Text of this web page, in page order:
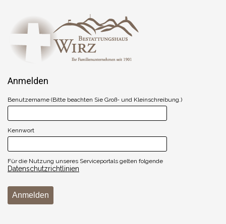
Anmelden
Benutzername (Bitte beachten Sie Groß- und Kleinschreibung.)
Kennwort
Für die Nutzung unseres Serviceportals gelten folgende
Datenschutzrichtlinien